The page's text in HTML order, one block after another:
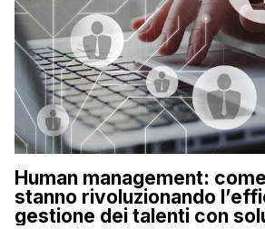
Human management:
stanno rivoluzionando
gestione dei talenti con